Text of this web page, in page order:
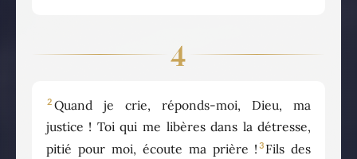
4
2 Quand je crie, réponds-moi, Dieu, ma
justice ! Toi qui me libères dans la détresse,
pitié pour moi, écoute ma prière ! 3 Fils des